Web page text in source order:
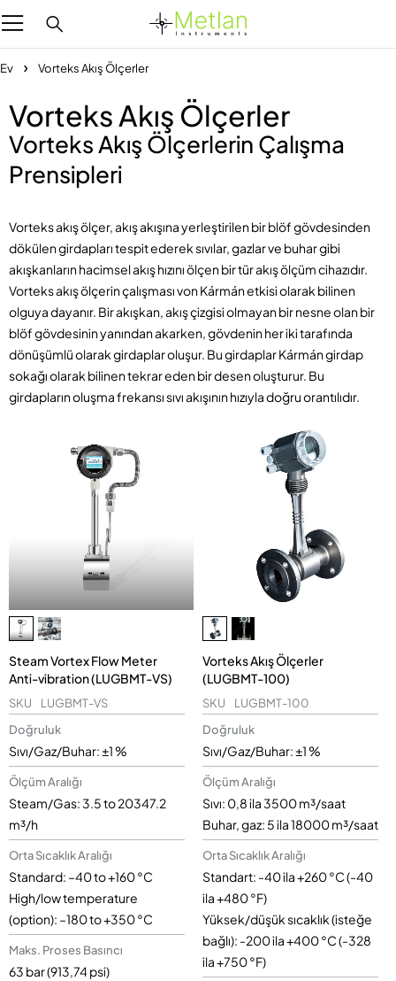
Ev Vorteks Akış Ölçerler
Vorteks Akış Ölçerler
Vorteks Akış Ölçerlerin Çalışma
Prensipleri
Vorteks akış ölçer, akış akışına yerleştirilen bir blöf gövdesinden
dökülen girdapları tespit ederek sıvılar, gazlar ve buhar gibi
akışkanların hacimsel akış hızını ölçen bir tür akış ölçüm cihazıdır.
Vorteks akış ölçerin çalışması von Kármán etkisi olarak bilinen
olguya dayanır. Bir akışkan, akış çizgisi olmayan bir nesne olan bir
blöf gövdesinin yanından akarken, gövdenin her iki tarafında
dönüşümlü olarak girdaplar oluşur. Bu girdaplar Kármán girdap
sokağı olarak bilinen tekrar eden bir desen oluşturur. Bu
girdapların oluşma frekansı sıvı akışının hızıyla doğru orantılıdır.
Steam Vortex Flow Meter
Anti-vibration (LUGBMT-VS)
SKU
LUGBMT-VS
Doğruluk
Sıvı/Gaz/Buhar: ±1 %
Ölçüm Aralığı
Steam/Gas: 3.5 to 20347.2
m³/h
Orta Sıcaklık Aralığı
Standard: –40 to +160 °C
High/low temperature
(option): –180 to +350 °C
Maks. Proses Basıncı
63 bar (913,74 psi)
Vorteks Akış Ölçerler
(LUGBMT-100)
SKU
LUGBMT-100
Doğruluk
Sıvı/Gaz/Buhar: ±1 %
Ölçüm Aralığı
Sıvı: 0,8 ila 3500 m³/saat
Buhar, gaz: 5 ila 18000 m³/saat
Orta Sıcaklık Aralığı
Standart: -40 ila +260 °C (-40
ila +480 °F)
Yüksek/düşük sıcaklık (isteğe
bağlı): -200 ila +400 °C (-328
ila +750 °F)